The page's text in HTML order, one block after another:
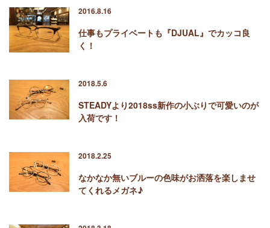
2016.8.16
仕事もプライベートも『DJUAL』でカッコ良
く！
2018.5.6
STEADYより2018ss新作の小ぶりで可愛いのが
入荷です！
2018.2.25
なかなか無いブルーの色味がお洒落を楽しませ
てくれるメガネ♪